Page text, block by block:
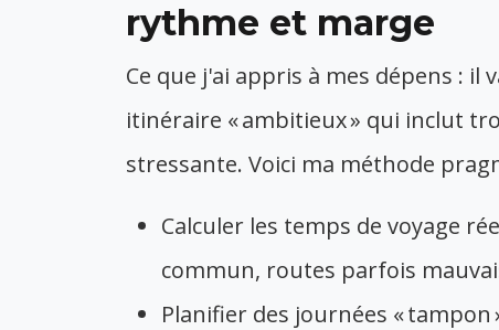
rythme et marge
Ce que j'ai appris à mes dépens :
itinéraire « ambitieux » qui inclut
stressante. Voici ma méthode
Calculer les temps de voyage
commun, routes parfois
Planifier des journées «